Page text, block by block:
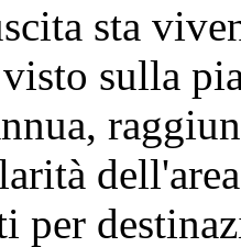
sta
sulla
per